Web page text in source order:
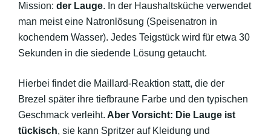
Mission: der Lauge. In der Haushaltsküche verwendet
man meist eine Natronlösung (Speisenatron in
kochendem Wasser). Jedes Teigstück wird für etwa 30
Sekunden in die siedende Lösung getaucht.
Hierbei findet die Maillard-Reaktion statt, die der
Brezel später ihre tiefbraune Farbe und den typischen
Geschmack verleiht. Aber Vorsicht: Die Lauge ist
tückisch, sie kann Spritzer auf Kleidung und